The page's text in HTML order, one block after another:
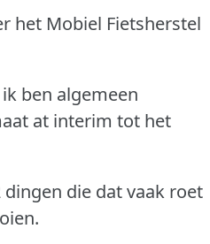
het Mobiel Fietsherstel
ben algemeen
at interim tot het
die dat vaak roet